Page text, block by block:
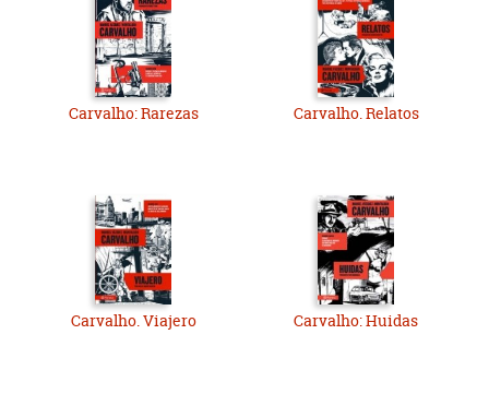
Carvalho: Rarezas Carvalho. Relatos
Carvalho. Viajero Carvalho: Huidas